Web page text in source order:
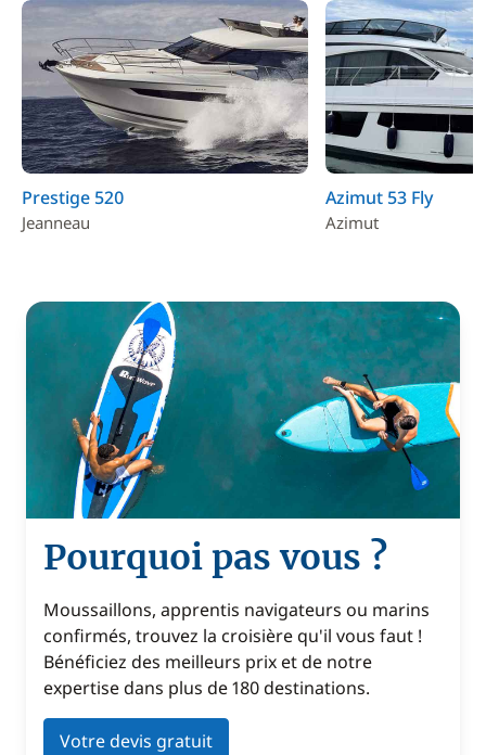
Prestige 520
Jeanneau
Azimut 53 Fly
Azimut
Pourquoi pas vous ?
Moussaillons, apprentis navigateurs ou marins
confirmés, trouvez la croisière qu'il vous faut !
Bénéficiez des meilleurs prix et de notre
expertise dans plus de 180 destinations.
Votre devis gratuit